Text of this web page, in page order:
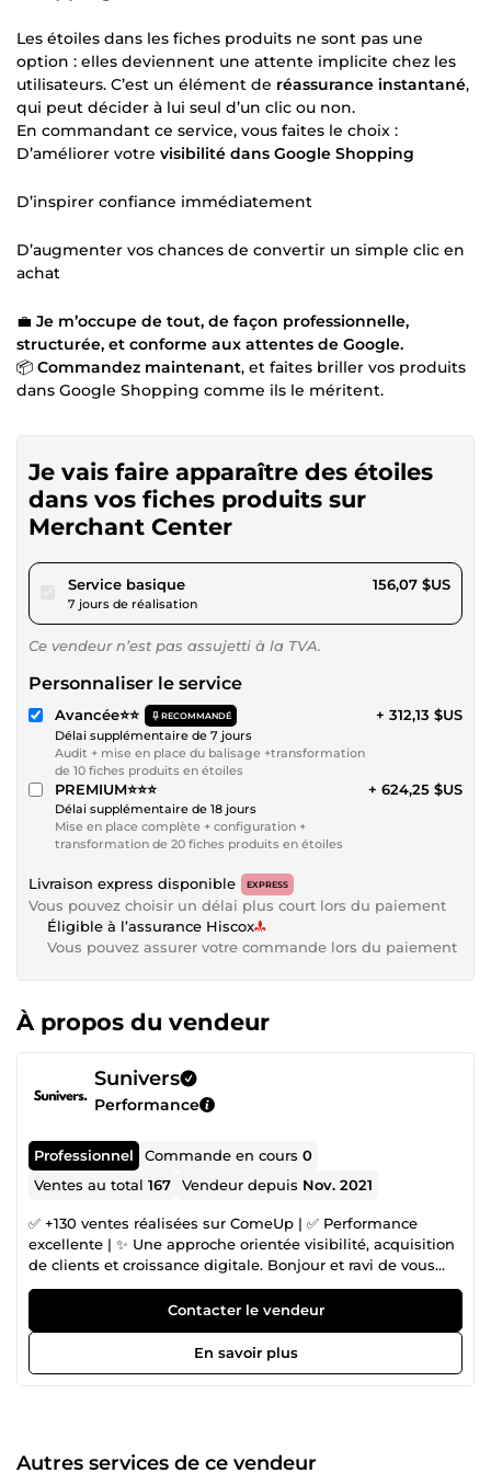
Les étoiles dans les fiches produits ne sont pas une
option : elles deviennent une attente implicite chez les
utilisateurs. C’est un élément de réassurance instantané,
qui peut décider à lui seul d’un clic ou non.
En commandant ce service, vous faites le choix :
D’améliorer votre visibilité dans Google Shopping
D’inspirer confiance immédiatement
D’augmenter vos chances de convertir un simple clic en
achat
💼 Je m’occupe de tout, de façon professionnelle,
structurée, et conforme aux attentes de Google.
📦 Commandez maintenant, et faites briller vos produits
dans Google Shopping comme ils le méritent.
Je vais faire apparaître des étoiles
dans vos fiches produits sur
Merchant Center
Service basiquepour 143,84 $US
7 jours de réalisation
156,07 $US
Ce vendeur n’est pas assujetti à la TVA.
Personnaliser le service
Avancée⭐⭐ RECOMMANDÉ
Délai supplémentaire de 7 jours
Audit + mise en place du balisage +transformation
de 10 fiches produits en étoiles
+ 312,13 $US
PREMIUM⭐⭐⭐
Délai supplémentaire de 18 jours
Mise en place complète + configuration +
transformation de 20 fiches produits en étoiles
+ 624,25 $US
Livraison express disponible EXPRESS
Vous pouvez choisir un délai plus court lors du paiement
Éligible à l’assurance Hiscox
Vous pouvez assurer votre commande lors du paiement
À propos du vendeur
Sunivers
Performance
Professionnel Commande en cours0
Ventes au total167 Vendeur depuis Nov. 2021
✅ +130 ventes réalisées sur ComeUp | ✅ Performance
excellente | ✨ Une approche orientée visibilité, acquisition
de clients et croissance digitale. Bonjour et ravi de vous
accueillir ici Si vous cherchez à améliorer votre visibilité,
attirer davantage de clients et développer votre activité
grâce au digital, vous êtes au bon endroit. Mon nom est
Audry SAHOSSI et je suis spécialisé dans la visibilité et la
croissance digitale des entreprises. Aujourd'hui, disposer
concrètes. C'est dans cette optique que j'accompagne
Contacter le vendeur
En savoir plus
Autres services de ce vendeur